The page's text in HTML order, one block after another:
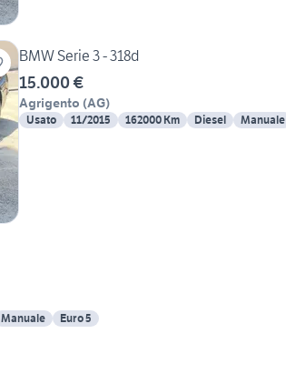
BMW Serie 3 - 318d
15.000 €
Agrigento (AG)
Usato 11/2015 162000 Km Diesel Manuale
Manuale Euro 5